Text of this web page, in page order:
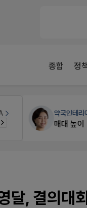
종합 정
개국·경영휴
Pm2000
달, 결의대